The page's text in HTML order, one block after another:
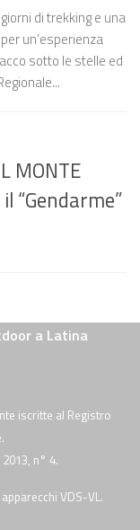
di trekking e una
un’esperienza
sotto le stelle ed
MONTE
“Gendarme”
a Latina
iscritte al Registro
n° 4.
VDS-VL.